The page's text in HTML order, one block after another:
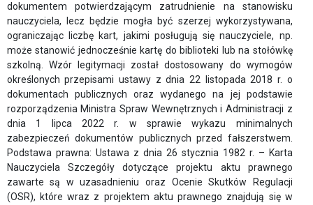
ZWIĄZKU
LISTA
FIRM
CZŁONKOWSKICH
JAK
WSTĄPIĆ
DO
ZWIĄZKU
DOKUMENTY
APLIKACYJNE
dokumentem potwierdzającym zatrudnienie na stanowisku
nauczyciela, lecz będzie mogła być szerzej wykorzystywana,
ograniczając liczbę kart, jakimi posługują się nauczyciele, np.
może stanowić jednocześnie kartę do biblioteki lub na stołówkę
szkolną. Wzór legitymacji został dostosowany do wymogów
określonych przepisami ustawy z dnia 22 listopada 2018 r. o
dokumentach publicznych oraz wydanego na jej podstawie
rozporządzenia Ministra Spraw Wewnętrznych i Administracji z
dnia 1 lipca 2022 r. w sprawie wykazu minimalnych
zabezpieczeń dokumentów publicznych przed fałszerstwem.
Podstawa prawna: Ustawa z dnia 26 stycznia 1982 r. – Karta
Nauczyciela Szczegóły dotyczące projektu aktu prawnego
zawarte są w uzasadnieniu oraz Ocenie Skutków Regulacji
(OSR), które wraz z projektem aktu prawnego znajdują się w